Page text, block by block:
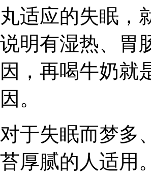
丸适应的失眠，
说明有湿热、胃
因，再喝牛奶就
因。
对于失眠而梦多
苔厚腻的人适用